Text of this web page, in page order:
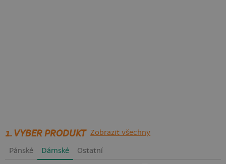
1. VYBER PRODUKT Zobrazit všechny
Pánské Dámské Ostatní